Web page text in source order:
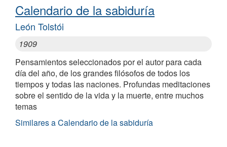
Calendario de la sabiduría
León Tolstói
1909
Pensamientos seleccionados por el autor para cada
día del año, de los grandes filósofos de todos los
tiempos y todas las naciones. Profundas meditaciones
sobre el sentido de la vida y la muerte, entre muchos
temas
Similares a Calendario de la sabiduría